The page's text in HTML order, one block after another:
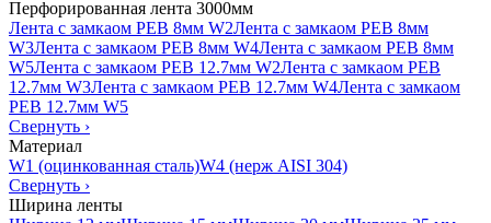
Перфорированная лента 3000мм
Лента с замкаом PEB 8мм W2Лента с замкаом PEB 8мм
W3Лента с замкаом PEB 8мм W4Лента с замкаом PEB 8мм
W5Лента с замкаом PEB 12.7мм W2Лента с замкаом PEB
12.7мм W3Лента с замкаом PEB 12.7мм W4Лента с замкаом
PEB 12.7мм W5
Свернуть ›
Материал
W1 (оцинкованная сталь)W4 (нерж AISI 304)
Свернуть ›
Ширина ленты